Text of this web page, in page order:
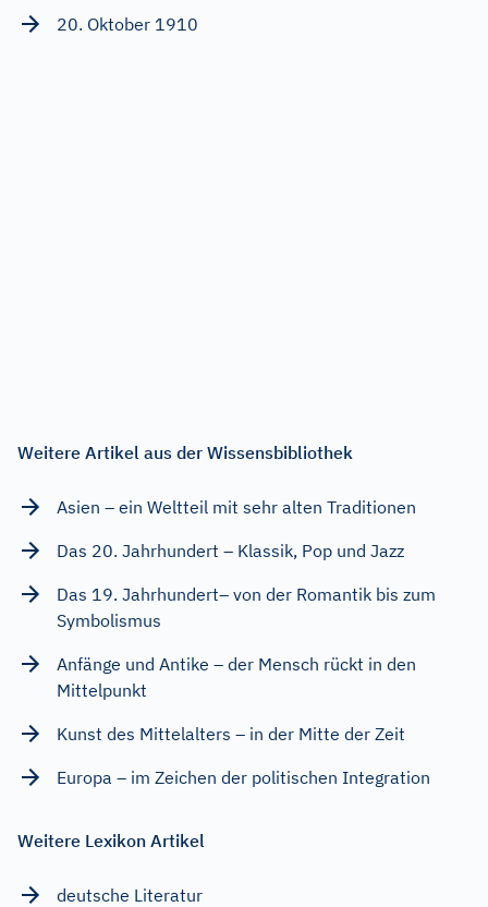
20. Oktober 1910
Weitere Artikel aus der Wissensbibliothek
Asien – ein Weltteil mit sehr alten Traditionen
Das 20. Jahrhundert – Klassik, Pop und Jazz
Das 19. Jahrhundert– von der Romantik bis zum
Symbolismus
Anfänge und Antike – der Mensch rückt in den
Mittelpunkt
Kunst des Mittelalters – in der Mitte der Zeit
Europa – im Zeichen der politischen Integration
Weitere Lexikon Artikel
deutsche Literatur